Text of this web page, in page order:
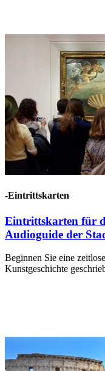
-Eintrittskarten
Eintrittskarten für
Audioguide der
Beginnen Sie eine
Kunstgeschichte